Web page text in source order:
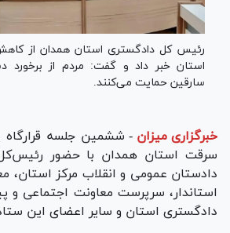
رئیس کل دادگستری استان همدان از
استان خبر داد و گفت: مردم از برخورد
سارقین حمایت می‌کنند.
خبرگزاری میزان - ششمین جلسه قرارگاه
سرقت استان همدان با حضور
دادستان عمومی و انقلاب مرکز استان،
استاندار، سرپرست معاونت اجتماعی و
دادگستری استان و سایر اعضای این